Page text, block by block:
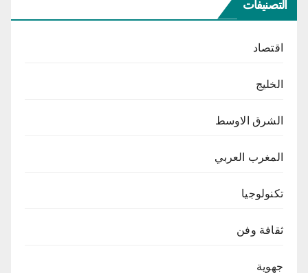
التصنيفات
اقتصاد
الخليج
الشرق الاوسط
المغرب العربي
تكنولوجيا
ثقافة وفن
جهوية